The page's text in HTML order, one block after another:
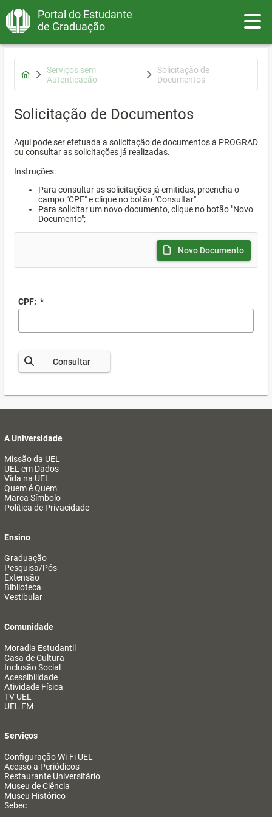
Portal do Estudante
de Graduação
Serviços sem
Autenticação
Solicitação de
Documentos
Solicitação de Documentos
Aqui pode ser efetuada a solicitação de documentos à PROGRAD
ou consultar as solicitações já realizadas.
Instruções:
Para consultar as solicitações já emitidas, preencha o
campo "CPF" e clique no botão "Consultar".
Para solicitar um novo documento, clique no botão "Novo
Documento";
Novo Documento
CPF: *
Consultar
A Universidade
Missão da UEL
UEL em Dados
Vida na UEL
Quem é Quem
Marca Símbolo
Política de Privacidade
Ensino
Graduação
Pesquisa/Pós
Extensão
Biblioteca
Vestibular
Comunidade
Moradia Estudantil
Casa de Cultura
Inclusão Social
Acessibilidade
Atividade Física
TV UEL
UEL FM
Serviços
Configuração Wi-Fi UEL
Acesso a Periódicos
Restaurante Universitário
Museu de Ciência
Museu Histórico
Sebec